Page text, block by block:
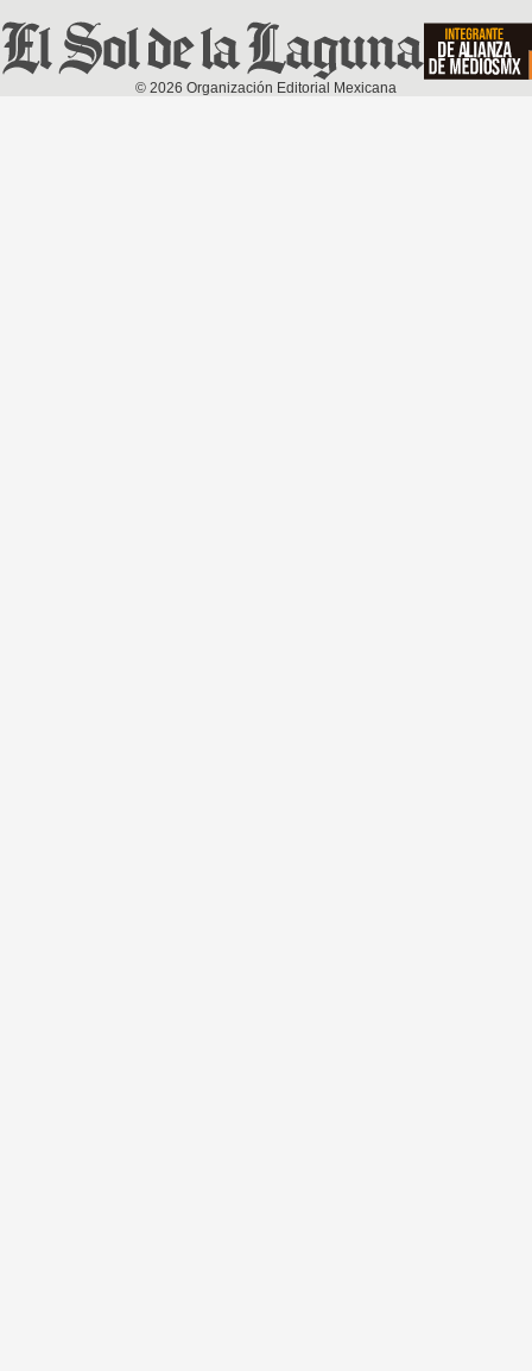
© 2026 Organización Editorial Mexicana